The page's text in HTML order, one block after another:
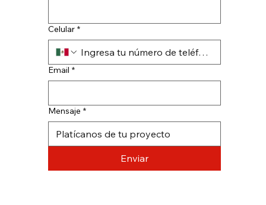
Celular *
Email *
Mensaje *
Enviar